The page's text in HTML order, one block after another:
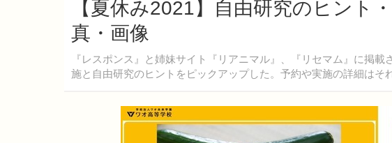
【夏休み2021】自由研究のヒント
真・画像
『レスポンス』と姉妹サイト『リアニマル』、『リセマム』に掲
施と自由研究のヒントをピックアップした。予約や実施の詳細はそ